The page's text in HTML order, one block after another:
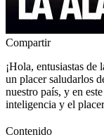
Compartir
¡Hola, entusiastas
un placer saludarlos
nuestro país, y en
inteligencia y el
Contenido